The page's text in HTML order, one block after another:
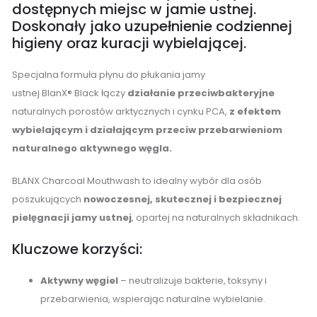
dostępnych miejsc w jamie ustnej.
Doskonały jako uzupełnienie codziennej
higieny oraz kuracji wybielającej.
Specjalna formuła płynu do płukania jamy
ustnej BlanX® Black łączy działanie przeciwbakteryjne
naturalnych porostów arktycznych i cynku PCA, z efektem
wybielającym i działającym przeciw przebarwieniom
naturalnego aktywnego węgla.
BLANX Charcoal Mouthwash to idealny wybór dla osób
poszukujących nowoczesnej, skutecznej i bezpiecznej
pielęgnacji jamy ustnej, opartej na naturalnych składnikach.
Kluczowe korzyści:
Aktywny węgiel – neutralizuje bakterie, toksyny i
przebarwienia, wspierając naturalne wybielanie.